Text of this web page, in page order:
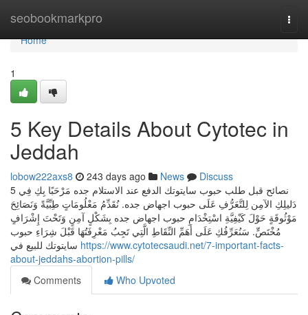
seobookmarkpro
Home
Home
1
5 Key Details About Cytotec in
Jeddah
lobow222axs8 243 days ago News
Discuss
5 نصائح قبل طلب حبوب سايتوتك الدفع عند الاستلام جده مَرْحَبًا بِكِ فِي
دَليلِكِ الآمِن لِلتَّعَرُّفِ عَلَى حبوب اجهاض جده. نُقَدِّمُ مَعْلُومَاتٍ طِبِّيَّةً وَنَصَائِحَ
مَوْثُوقَةٍ حَوْلَ كَيْفِيَّةِ اسْتِخْدَامِ حبوب اجهاض جده بِشَكْلٍ آمِنٍ وَتَحْتَ إِشْرَافٍ
مُخْتَصٍّ. سَنُعَرِّفُكِ عَلَى أَهَمِّ النِّقَاطِ الَّتِي تَجِبُ مَعْرِفَتُهَا قَبْلَ شِرَاءِ حبوب
https://www.cytotecsaudi.net/7-important-facts-
about-jeddahs-abortion-pills/
Comments
Who Upvoted